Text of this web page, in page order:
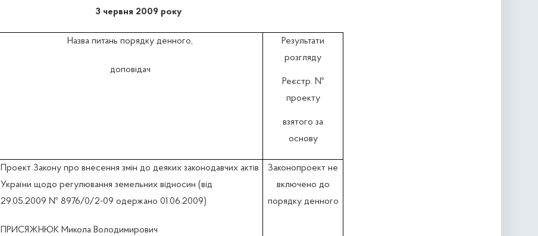
3 червня 2009 року
Назва питань порядку денного,
доповідач
Результати
розгляду
Реєстр. №
проекту
взятого за
основу
Проект Закону про внесення змін до деяких законодавчих актів
України щодо регулювання земельних відносин (вiд
29.05.2009 № 8976/0/2-09 одержано 01.06.2009)
ПРИСЯЖНЮК Микола Володимирович
Законопроект не
включено до
порядку денного